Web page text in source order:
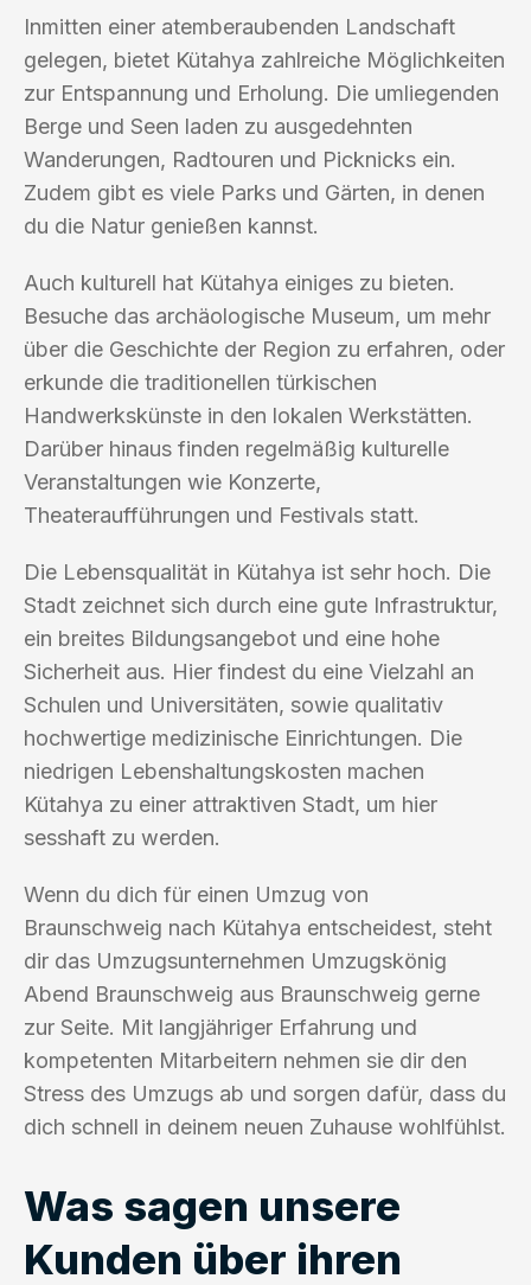
Inmitten einer atemberaubenden Landschaft
gelegen, bietet Kütahya zahlreiche Möglichkeiten
zur Entspannung und Erholung. Die umliegenden
Berge und Seen laden zu ausgedehnten
Wanderungen, Radtouren und Picknicks ein.
Zudem gibt es viele Parks und Gärten, in denen
du die Natur genießen kannst.
Auch kulturell hat Kütahya einiges zu bieten.
Besuche das archäologische Museum, um mehr
über die Geschichte der Region zu erfahren, oder
erkunde die traditionellen türkischen
Handwerkskünste in den lokalen Werkstätten.
Darüber hinaus finden regelmäßig kulturelle
Veranstaltungen wie Konzerte,
Theateraufführungen und Festivals statt.
Die Lebensqualität in Kütahya ist sehr hoch. Die
Stadt zeichnet sich durch eine gute Infrastruktur,
ein breites Bildungsangebot und eine hohe
Sicherheit aus. Hier findest du eine Vielzahl an
Schulen und Universitäten, sowie qualitativ
hochwertige medizinische Einrichtungen. Die
niedrigen Lebenshaltungskosten machen
Kütahya zu einer attraktiven Stadt, um hier
sesshaft zu werden.
Wenn du dich für einen Umzug von
Braunschweig nach Kütahya entscheidest, steht
dir das Umzugsunternehmen Umzugskönig
Abend Braunschweig aus Braunschweig gerne
zur Seite. Mit langjähriger Erfahrung und
kompetenten Mitarbeitern nehmen sie dir den
Stress des Umzugs ab und sorgen dafür, dass du
dich schnell in deinem neuen Zuhause wohlfühlst.
Was sagen unsere
Kunden über ihren